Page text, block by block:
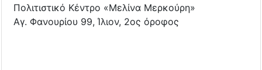
Πολιτιστικό Κέντρο «Μελίνα Μερκούρη»
Αγ. Φανουρίου 99, Ίλιον, 2ος όροφος